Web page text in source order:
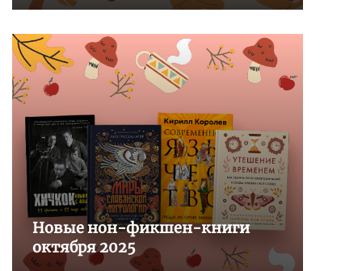
Новые нон-фикшен-книги
октября 2025